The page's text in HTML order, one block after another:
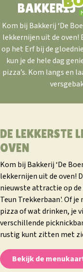
BAKKERIJ
Kom bij Bakkerij ‘De
lekkernijen uit de oven!
op het Erf bij de
kun je de hele dag
pizza’s. Kom langs en
DE LEKKERSTE
OVEN
Kom bij Bakkerij ‘De
lekkernijen uit de oven!
nieuwste attractie op
Teun Trekkerbaan'. Of
pizza of wat drinken, je
verschillende
rustig kunt zitten met
Bekijk de